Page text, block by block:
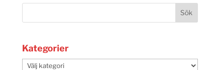
Kategorier
Kategorier